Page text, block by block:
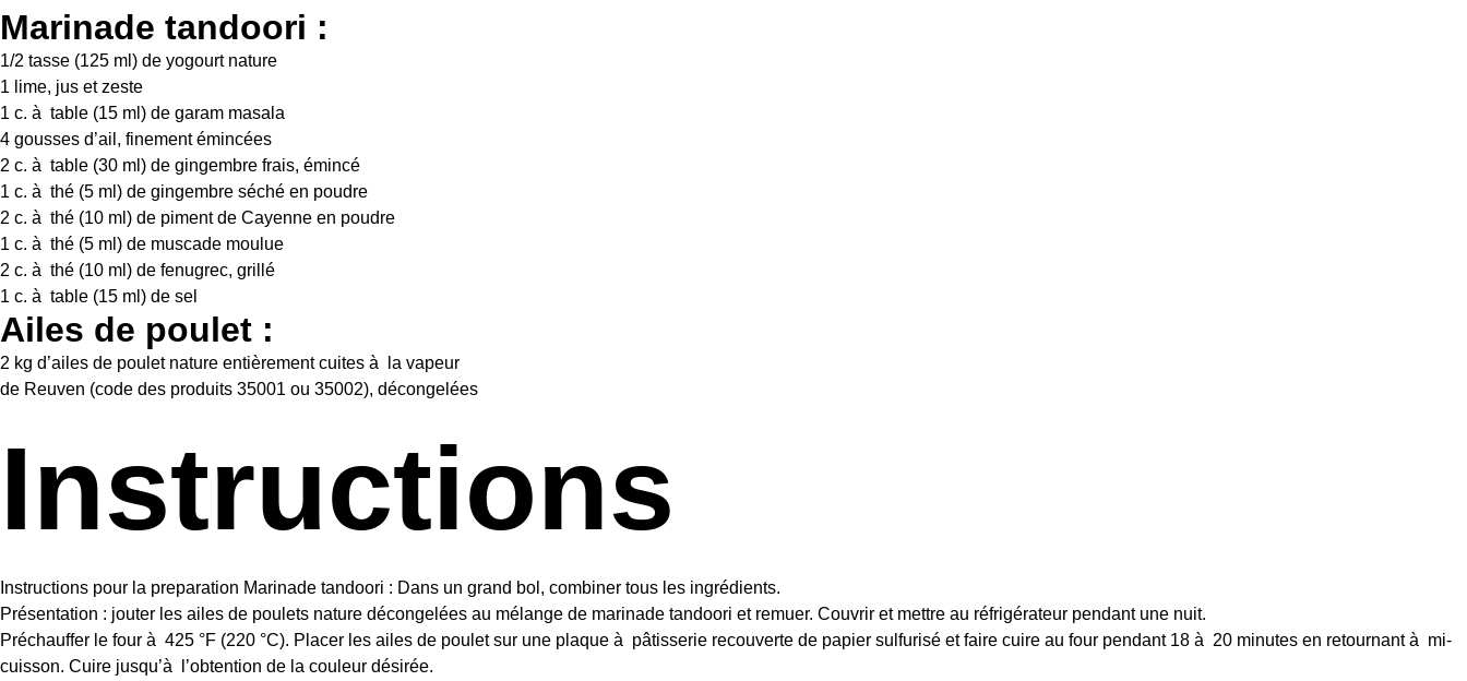
Marinade tandoori :
1/2 tasse (125 ml) de yogourt nature
1 lime, jus et zeste
1 c. à table (15 ml) de garam masala
4 gousses d’ail, finement émincées
2 c. à table (30 ml) de gingembre frais, émincé
1 c. à thé (5 ml) de gingembre séché en poudre
2 c. à thé (10 ml) de piment de Cayenne en poudre
1 c. à thé (5 ml) de muscade moulue
2 c. à thé (10 ml) de fenugrec, grillé
1 c. à table (15 ml) de sel
Ailes de poulet :
2 kg d’ailes de poulet nature entièrement cuites à la vapeur
de Reuven (code des produits 35001 ou 35002), décongelées
Instructions
Instructions pour la preparation Marinade tandoori : Dans un grand bol, combiner tous les ingrédients.
Présentation : jouter les ailes de poulets nature décongelées au mélange de marinade tandoori et remuer. Couvrir et mettre au réfrigérateur pendant une nuit.
Préchauffer le four à 425 °F (220 °C). Placer les ailes de poulet sur une plaque à pâtisserie recouverte de papier sulfurisé et faire cuire au four pendant 18 à 20 minutes en retournant à mi-
cuisson. Cuire jusqu’à l’obtention de la couleur désirée.